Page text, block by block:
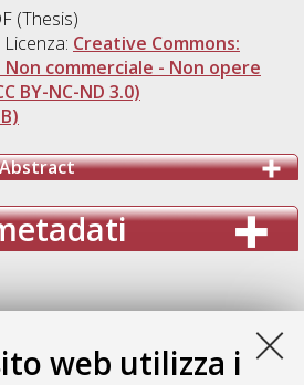
web utilizza i
(Thesis)
Creative Commons:
commerciale - Non opere
BY-NC-ND 3.0)